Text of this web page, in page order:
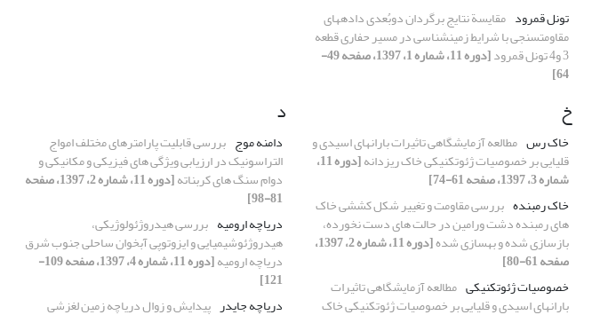
تونل قمرود
مقایسة نتایج برگردان دوبُعدی داده‎های
مقاومت‎سنجی با شرایط زمین‏شناسی در مسیر حفاری قطعه
3 و4 تونل قمرود [دوره 11، شماره 1، 1397، صفحه 49-
64]
خ
خاک رس مطالعه آزمایشگاهی تاثیرات بارانهای اسیدی و
قلیایی بر خصوصیات ژئوتکنیکی خاک ریزدانه [دوره 11،
شماره 3، 1397، صفحه 61-74]
خاک رمبنده بررسی مقاومت و تغییر شکل کششی خاک
های رمبنده دشت ورامین در حالت های دست نخورده،
بازسازی شده و بهسازی شده [دوره 11، شماره 2، 1397،
صفحه 61-80]
خصوصیات ژئوتکنیکی مطالعه آزمایشگاهی تاثیرات
بارانهای اسیدی و قلیایی بر خصوصیات ژئوتکنیکی خاک
د
دامنه موج بررسی قابلیت پارامترهای مختلف امواج
التراسونیک در ارزیابی ویژگی های فیزیکی و مکانیکی و
دوام سنگ های کربناته [دوره 11، شماره 2، 1397، صفحه
81-98]
دریاچه ارومیه بررسی هیدروژئولوژیکی،
هیدروژئوشیمیایی و ایزوتوپی آبخوان ساحلی جنوب شرق
دریاچه ارومیه [دوره 11، شماره 4، 1397، صفحه 109-
121]
دریاچه جایدر پیدایش و زوال دریاچه زمین لغزشی